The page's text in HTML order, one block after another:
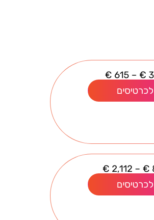
€
–
615
€
לכרטיסים
€
–
2,112
€
לכרטיסים